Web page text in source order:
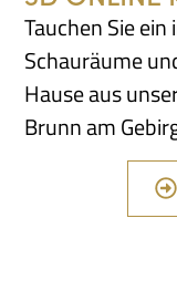
Tauchen Sie
Schauräume
Hause aus
Brunn am